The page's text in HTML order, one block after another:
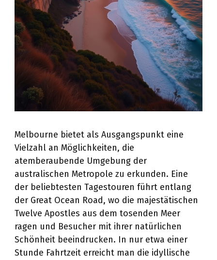
Melbourne bietet als Ausgangspunkt eine
Vielzahl an Möglichkeiten, die
atemberaubende Umgebung der
australischen Metropole zu erkunden. Eine
der beliebtesten Tagestouren führt entlang
der Great Ocean Road, wo die majestätischen
Twelve Apostles aus dem tosenden Meer
ragen und Besucher mit ihrer natürlichen
Schönheit beeindrucken. In nur etwa einer
Stunde Fahrtzeit erreicht man die idyllische